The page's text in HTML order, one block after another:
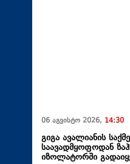
06 აგვისტო 2026, 14:30
გიგა ავალიანის
საავადმყოფოდან
იზოლატორში